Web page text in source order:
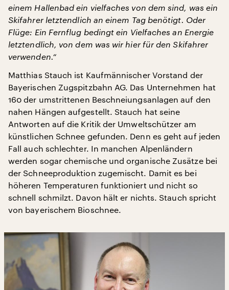
einem Hallenbad ein vielfaches von dem sind, was ein
Skifahrer letztendlich an einem Tag benötigt. Oder
Flüge: Ein Fernflug bedingt ein Vielfaches an Energie
letztendlich, von dem was wir hier für den Skifahrer
verwenden.“
Matthias Stauch ist Kaufmännischer Vorstand der
Bayerischen Zugspitzbahn AG. Das Unternehmen hat
160 der umstrittenen Beschneiungsanlagen auf den
nahen Hängen aufgestellt. Stauch hat seine
Antworten auf die Kritik der Umweltschützer am
künstlichen Schnee gefunden. Denn es geht auf jeden
Fall auch schlechter. In manchen Alpenländern
werden sogar chemische und organische Zusätze bei
der Schneeproduktion zugemischt. Damit es bei
höheren Temperaturen funktioniert und nicht so
schnell schmilzt. Davon hält er nichts. Stauch spricht
von bayerischem Bioschnee.